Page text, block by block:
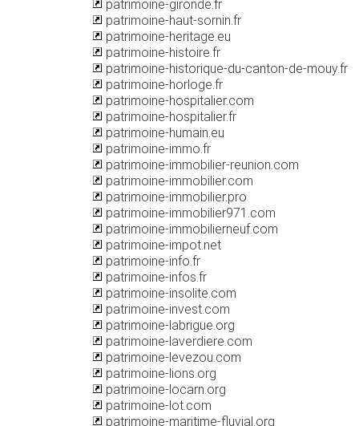
patrimoine-gironde.fr
patrimoine-haut-sornin.fr
patrimoine-heritage.eu
patrimoine-histoire.fr
patrimoine-historique-du-canton-de-mouy.fr
patrimoine-horloge.fr
patrimoine-hospitalier.com
patrimoine-hospitalier.fr
patrimoine-humain.eu
patrimoine-immo.fr
patrimoine-immobilier-reunion.com
patrimoine-immobilier.com
patrimoine-immobilier.pro
patrimoine-immobilier971.com
patrimoine-immobilierneuf.com
patrimoine-impot.net
patrimoine-info.fr
patrimoine-infos.fr
patrimoine-insolite.com
patrimoine-invest.com
patrimoine-labrigue.org
patrimoine-laverdiere.com
patrimoine-levezou.com
patrimoine-lions.org
patrimoine-locarn.org
patrimoine-lot.com
patrimoine-maritime-fluvial.org